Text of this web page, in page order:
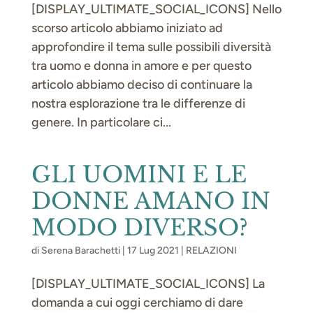
[DISPLAY_ULTIMATE_SOCIAL_ICONS] Nello
scorso articolo abbiamo iniziato ad
approfondire il tema sulle possibili diversità
tra uomo e donna in amore e per questo
articolo abbiamo deciso di continuare la
nostra esplorazione tra le differenze di
genere. In particolare ci...
GLI UOMINI E LE
DONNE AMANO IN
MODO DIVERSO?
di Serena Barachetti| 17 Lug 2021 RELAZIONI
[DISPLAY_ULTIMATE_SOCIAL_ICONS] La
domanda a cui oggi cerchiamo di dare